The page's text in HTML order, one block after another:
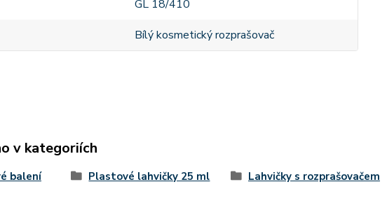
GL 18/410
Bílý kosmetický rozprašovač
v kategoriích
balení Plastové lahvičky 25 ml Lahvičky s rozprašovačem